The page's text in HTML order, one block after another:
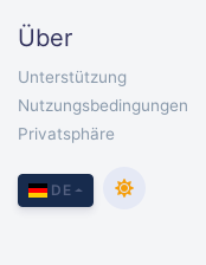
Über
Unterstützung
Nutzungsbedingungen
Privatsphäre
DE